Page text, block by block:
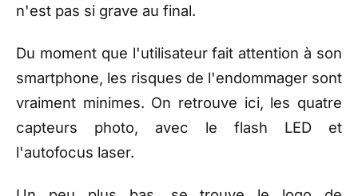
n'est pas si grave au final.
Du moment que l'utilisateur fait attention à son
smartphone, les risques de l'endommager sont
vraiment minimes. On retrouve ici, les quatre
capteurs photo, avec le flash LED et
l'autofocus laser.